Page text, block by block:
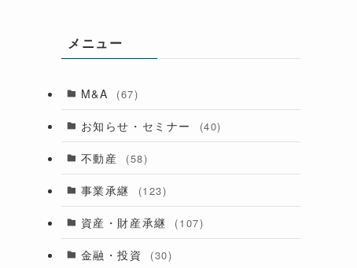
メニュー
M&A (67)
お知らせ・セミナー (40)
不動産 (58)
事業承継 (123)
資産・財産承継 (107)
金融・投資 (30)